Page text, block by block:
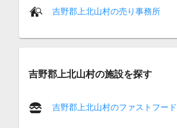
吉野郡上北山村の売り事務所
吉野郡上北山村の施設を探す
吉野郡上北山村のファストフード